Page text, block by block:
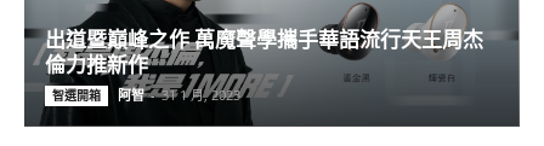
出道暨巔峰之作 萬魔聲學攜手華語流行天王周杰
倫力推新作
智選開箱 阿智 - 31 1 月, 2023